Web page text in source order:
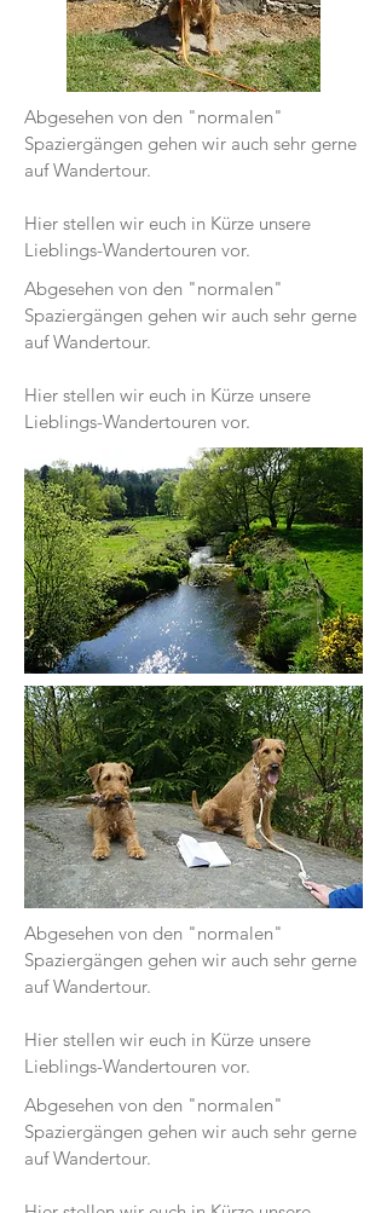
Abgesehen von den "normalen"
Spaziergängen gehen wir auch sehr gerne
auf Wandertour.
Hier stellen wir euch in Kürze unsere
Lieblings-Wandertouren vor.
Abgesehen von den "normalen"
Spaziergängen gehen wir auch sehr gerne
auf Wandertour.
Hier stellen wir euch in Kürze unsere
Lieblings-Wandertouren vor.
Abgesehen von den "normalen"
Spaziergängen gehen wir auch sehr gerne
auf Wandertour.
Hier stellen wir euch in Kürze unsere
Lieblings-Wandertouren vor.
Abgesehen von den "normalen"
Spaziergängen gehen wir auch sehr gerne
auf Wandertour.